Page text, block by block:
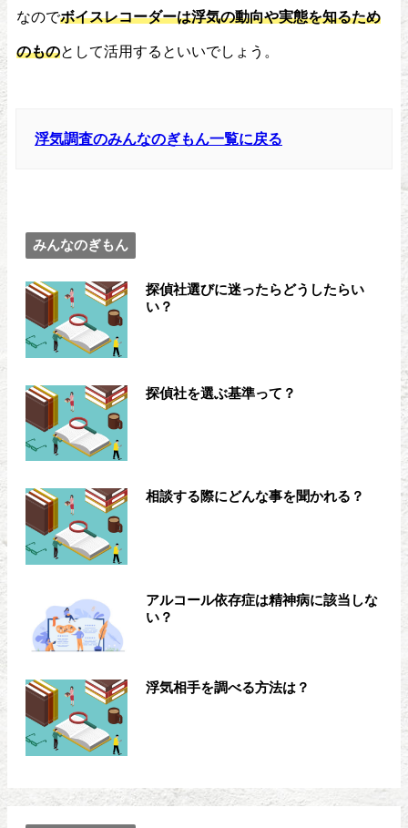
なのでボイスレコーダーは浮気の動向や実態を知るため
のものとして活用するといいでしょう。
浮気調査のみんなのぎもん一覧に戻る
みんなのぎもん
探偵社選びに迷ったらどうしたらい
い？
探偵社を選ぶ基準って？
相談する際にどんな事を聞かれる？
アルコール依存症は精神病に該当しな
い？
浮気相手を調べる方法は？